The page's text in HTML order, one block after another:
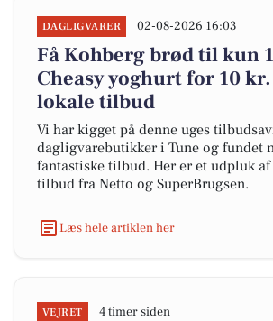
DAGLIGVARER 02-08-2026 16:03
Få Kohberg brød til kun
Cheasy yoghurt for 10 kr.
lokale tilbud
Vi har kigget på denne uges
dagligvarebutikker i Tune og fundet
fantastiske tilbud. Her er et udpluk af
tilbud fra Netto og SuperBrugsen.
Læs hele artiklen her
VEJRET 4 timer siden